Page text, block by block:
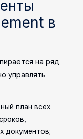
в
на ряд
управлять
план всех
документов;